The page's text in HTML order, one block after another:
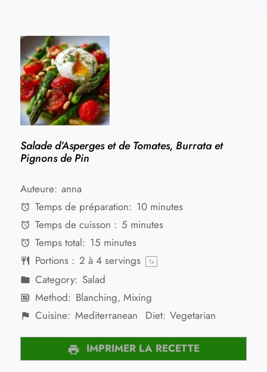
Salade d’Asperges et de Tomates, Burrata et
Pignons de Pin
Auteure: anna
Temps de préparation: 10 minutes
Temps de cuisson : 5 minutes
Temps total: 15 minutes
Portions : 2 à 4 servings 1x
Category: Salad
Method: Blanching, Mixing
Cuisine: Mediterranean Diet: Vegetarian
IMPRIMER LA RECETTE